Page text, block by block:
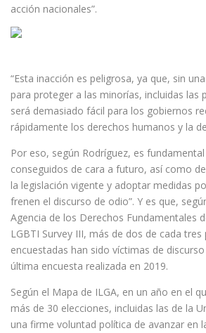
acción nacionales”.
“Esta inacción es peligrosa, ya que, sin
para proteger a las minorías, incluidas las
será demasiado fácil para los gobiernos
rápidamente los derechos humanos y la
Por eso, según Rodríguez, es
conseguidos de cara a futuro, así como
la legislación vigente y adoptar medidas
frenen el discurso de odio”. Y es que,
Agencia de los Derechos Fundamentales
LGBTI Survey III, más de dos de cada
encuestadas han sido víctimas de
última encuesta realizada en 2019.
Según el Mapa de ILGA, en un año en el
más de 30 elecciones, incluidas las de la
una firme voluntad política de avanzar en